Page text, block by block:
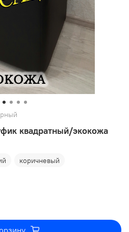
квадратный/экокожа
коричневый